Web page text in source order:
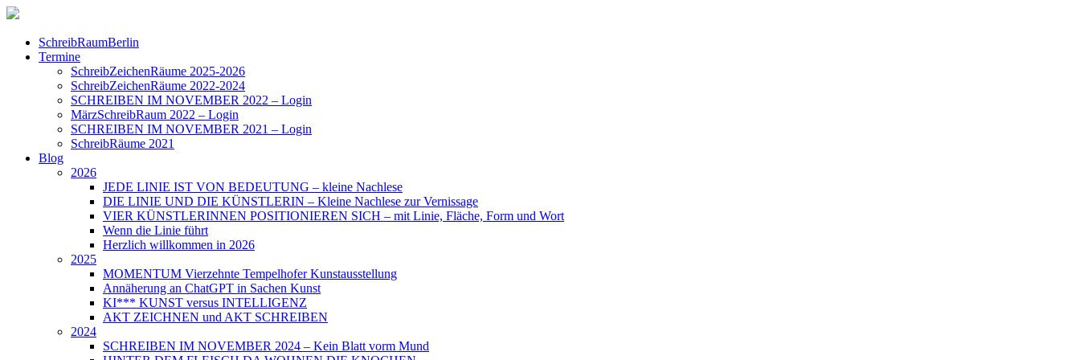
SchreibRaumBerlin
Termine
SchreibZeichenRäume 2025-2026
SchreibZeichenRäume 2022-2024
SCHREIBEN IM NOVEMBER 2022 – Login
MärzSchreibRaum 2022 – Login
SCHREIBEN IM NOVEMBER 2021 – Login
SchreibRäume 2021
Blog
2026
JEDE LINIE IST VON BEDEUTUNG – kleine Nachlese
DIE LINIE UND DIE KÜNSTLERIN – Kleine Nachlese zur Vernissage
VIER KÜNSTLERINNEN POSITIONIEREN SICH – mit Linie, Fläche, Form und Wort
Wenn die Linie führt
Herzlich willkommen in 2026
2025
MOMENTUM Vierzehnte Tempelhofer Kunstausstellung
Annäherung an ChatGPT in Sachen Kunst
KI*** KUNST versus INTELLIGENZ
AKT ZEICHNEN und AKT SCHREIBEN
2024
SCHREIBEN IM NOVEMBER 2024 – Kein Blatt vorm Mund